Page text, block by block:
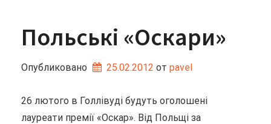
Польські «Оскари»
Опубликовано 25.02.2012 от pavel
26 лютого в Голлівуді будуть оголошені
лауреати премії «Оскар». Від Польщі за